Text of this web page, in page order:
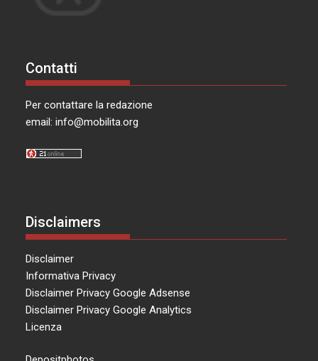
Contatti
Per contattare la redazione
email:info@mobilita.org
Disclaimers
Disclaimer
Informativa Privacy
Disclaimer Privacy Google Adsense
Disclaimer Privacy Google Analytics
Licenza